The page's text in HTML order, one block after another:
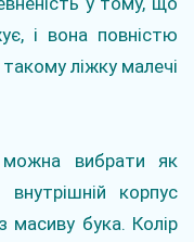
і вона повністю
ліжку малечі
вибрати як
корпус
бука. Колір